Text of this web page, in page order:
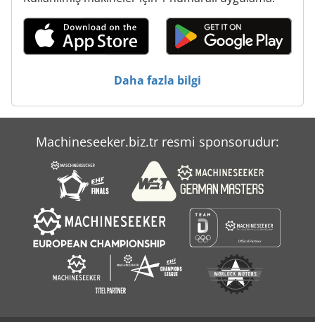
Ammann Av 20
Ammann Av 23
Hanomag 70 E
Ka 77
Kgs 1670
Daha fazla bilgi
Machineseeker.biz.tr resmi sponsorudur: